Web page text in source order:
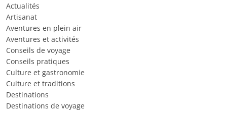
Actualités
Artisanat
Aventures en plein air
Aventures et activités
Conseils de voyage
Conseils pratiques
Culture et gastronomie
Culture et traditions
Destinations
Destinations de voyage